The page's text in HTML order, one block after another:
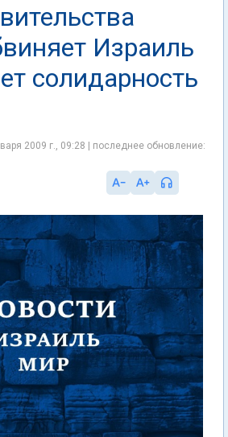
Израиль
солидарность
2009 г., 09:28 | последнее обновление: